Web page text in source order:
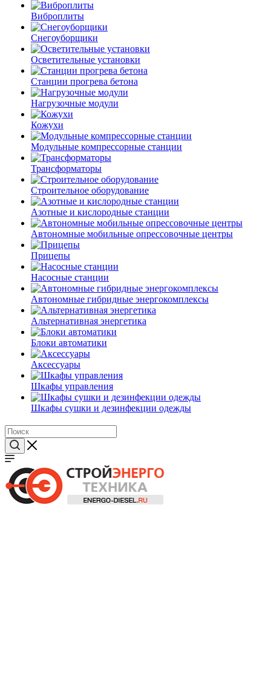
Виброплиты
Снегоуборщики
Осветительные установки
Станции прогрева бетона
Нагрузочные модули
Кожухи
Модульные компрессорные станции
Трансформаторы
Строительное оборудование
Азотные и кислородные станции
Автономные мобильные опрессовочные центры
Прицепы
Насосные станции
Автономные гибридные энергокомплексы
Альтернативная энергетика
Блоки автоматики
Аксессуары
Шкафы управления
Шкафы сушки и дезинфекции одежды